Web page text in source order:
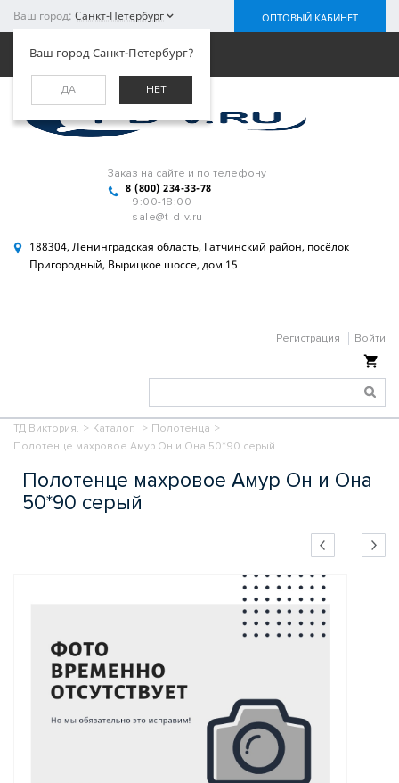
Ваш город: Санкт-Петербург
Ваш город Санкт-Петербург?
ДА НЕТ
ОПТОВЫЙ КАБИНЕТ
Заказ на сайте и по телефону
8 (800) 234-33-78
9:00-18:00
sale@t-d-v.ru
188304, Ленинградская область, Гатчинский район, посёлок
Пригородный, Вырицкое шоссе, дом 15
Регистрация Войти
Меню
ТД Виктория. > Каталог. > Полотенца >
Полотенце махровое Амур Он и Она 50*90 серый
Полотенце махровое Амур Он и Она
50*90 серый